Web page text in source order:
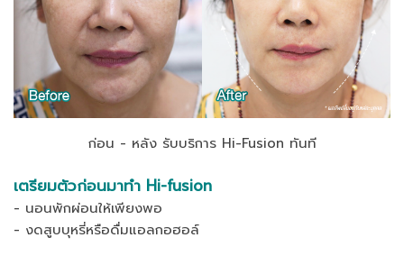
ก่อน - หลัง รับบริการ Hi-Fusion ทันที
เตรียมตัวก่อนมาทำ Hi-fusion
- นอนพักผ่อนให้เพียงพอ
- งดสูบบุหรี่หรือดื่มแอลกอฮอล์